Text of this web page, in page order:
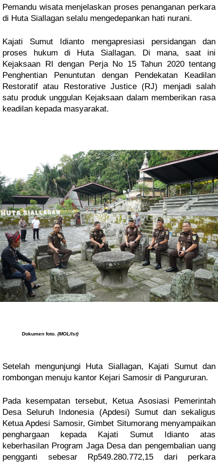
Pemandu wisata menjelaskan proses penanganan perkara
di Huta Siallagan selalu mengedepankan hati nurani.
Kajati Sumut Idianto mengapresiasi persidangan dan
proses hukum di Huta Siallagan. Di mana, saat ini
Kejaksaan RI dengan Perja No 15 Tahun 2020 tentang
Penghentian Penuntutan dengan Pendekatan Keadilan
Restoratif atau Restorative Justice (RJ) menjadi salah
satu produk unggulan Kejaksaan dalam memberikan rasa
keadilan kepada masyarakat.
Dokumen foto. (MOL/Ist)
Setelah mengunjungi Huta Siallagan, Kajati Sumut dan
rombongan menuju kantor Kejari Samosir di Pangururan.
Pada kesempatan tersebut, Ketua Asosiasi Pemerintah
Desa Seluruh Indonesia (Apdesi) Sumut dan sekaligus
Ketua Apdesi Samosir, Gimbet Situmorang menyampaikan
penghargaan kepada Kajati Sumut Idianto atas
keberhasilan Program Jaga Desa dan pengembalian uang
pengganti sebesar Rp549.280.772,15 dari perkara